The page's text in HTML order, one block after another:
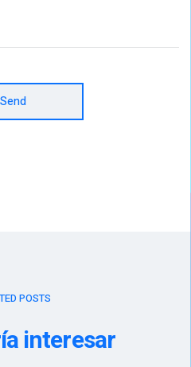
Send
POSTS
interesar